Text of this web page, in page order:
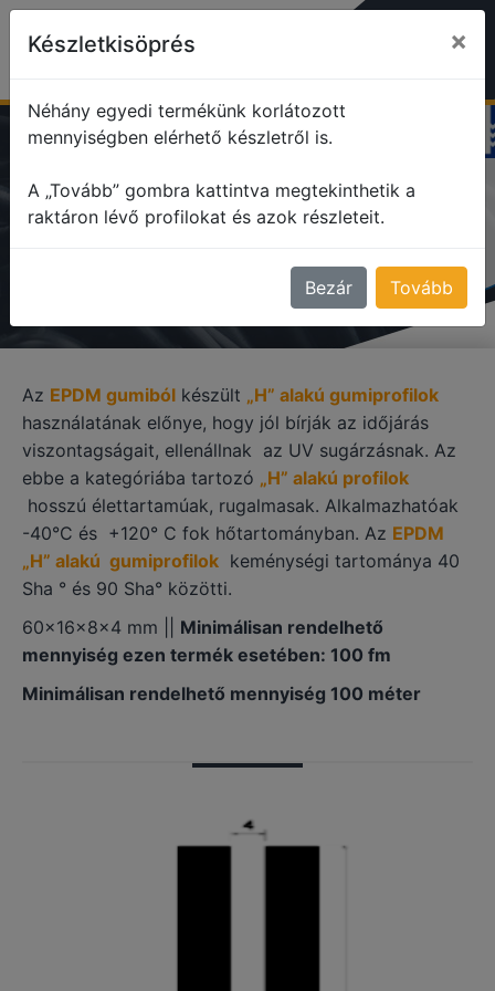
profile H alakú profilok EPDM gumiprofilok
Az EPDM gumiból készült „H” alakú gumiprofilok
használatának előnye, hogy jól bírják az időjárás
viszontagságait, ellenállnak az UV sugárzásnak. Az
ebbe a kategóriába tartozó „H” alakú profilok
hosszú élettartamúak, rugalmasak. Alkalmazhatóak
-40°C és +120° C fok hőtartományban. Az EPDM
„H” alakú gumiprofilok keménységi tartománya 40
Sha ° és 90 Sha° közötti.
60×16×8×4 mm || Minimálisan rendelhető
mennyiség ezen termék esetében: 100 fm
Minimálisan rendelhető mennyiség 100 méter
Készletkisöprés ×
Néhány egyedi termékünk korlátozott
mennyiségben elérhető készletről is.
A „Tovább” gombra kattintva megtekinthetik a
raktáron lévő profilokat és azok részleteit.
Bezár Tovább